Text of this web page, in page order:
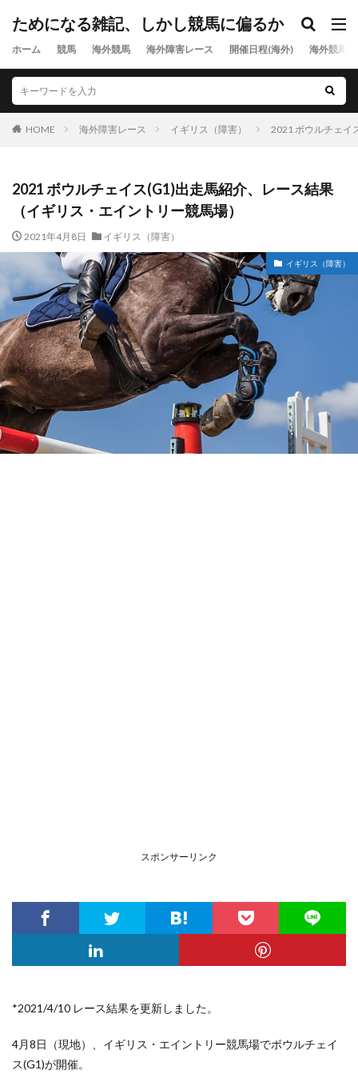
ためになる雑記、しかし競馬に偏るか
ホーム 競馬 海外競馬 海外障害レース 開催日程(海外) 海外競馬
HOME 海外障害レース イギリス（障害） 2021 ボウルチェイ
2021 ボウルチェイス(G1)出走馬紹介、レース結果
（イギリス・エイントリー競馬場）
2021年4月8日 イギリス（障害）
イギリス（障害）
スポンサーリンク
*2021/4/10 レース結果を更新しました。
4月8日（現地）、イギリス・エイントリー競馬場でボウルチェイ
ス(G1)が開催。